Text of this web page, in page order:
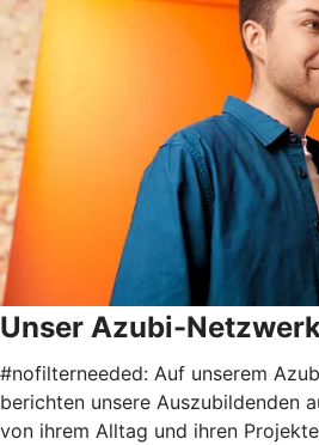
Unser Azubi-
#nofilterneeded: Auf unserem
berichten unsere Auszubildenden
von ihrem Alltag und ihren